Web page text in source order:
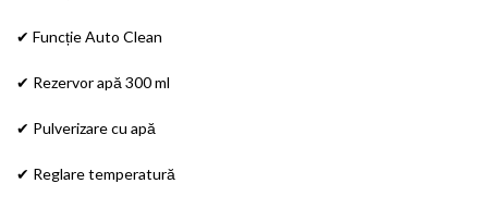
✔ Funcție Auto Clean
✔ Rezervor apă 300 ml
✔ Pulverizare cu apă
✔ Reglare temperatură